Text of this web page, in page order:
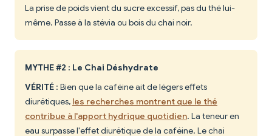
La prise de poids vient du sucre excessif, pas du thé lui-
même. Passe à la stévia ou bois du chai noir.
MYTHE #2 : Le Chai Déshydrate
VÉRITÉ : Bien que la caféine ait de légers effets
diurétiques, les recherches montrent que le thé
contribue à l'apport hydrique quotidien. La teneur en
eau surpasse l'effet diurétique de la caféine. Le chai